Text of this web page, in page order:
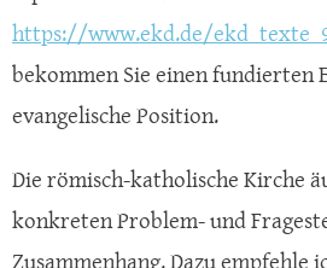
https://www.ekd.de/
bekommen Sie einen fundierten
evangelische Position.
Die römisch-katholische Kirche
konkreten Problem- und
Zusammenhang. Dazu empfehle